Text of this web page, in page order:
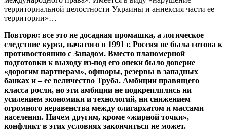
территориальной целостности Украины и аннексия части ее
территории»…
Повторю: все это не досадная промашка, а логическое
следствие курса, начатого в 1991 г. Россия не была готова к
противостоянию с Западом. Вместо планомерной
подготовки к выходу из-под его опеки было доверие
«дорогим партнерам», офшоры, резервы в западных
банках и – ее величество Труба. Амбиции правящего
класса росли, но эти амбиции не подкреплялись ни
усилением экономики и технологий, ни снижением
огромного неравенства между олигархатом и массами
населения. Ничем другим, кроме «жирной точки»,
конфликт в этих условиях закончиться не может.